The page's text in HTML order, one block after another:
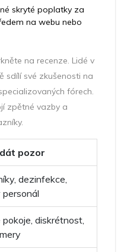
skryté poplatky za
na webu nebo
na recenze. Lidé v
sdílí své zkušenosti na
fórech.
zpětné vazby a
pozor
dezinfekce,
diskrétnost,